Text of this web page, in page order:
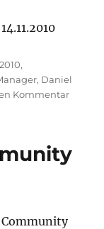
Schlagwörter
2010,
, Daniel
Kommentarzu
Community